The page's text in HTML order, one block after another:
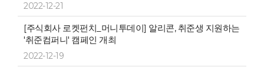
2022-12-21
[주식회사 로켓펀치_머니투데이] 알리콘, 취준생 지원하는
'취준컴퍼니' 캠페인 개최
2022-12-19